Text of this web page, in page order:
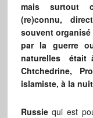
mais surtout
(re)connu,
souvent
par la guerre
naturelles était
Chtchedrine,
islamiste, à la
Russiequi est